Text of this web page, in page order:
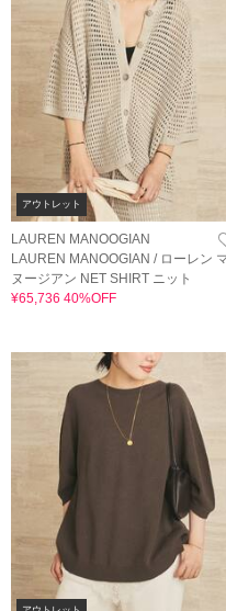
アウトレット
LAUREN MANOOGIAN
LAUREN MANOOGIAN / ローレン
ヌージアン NET SHIRT ニット
¥65,736 40%OFF